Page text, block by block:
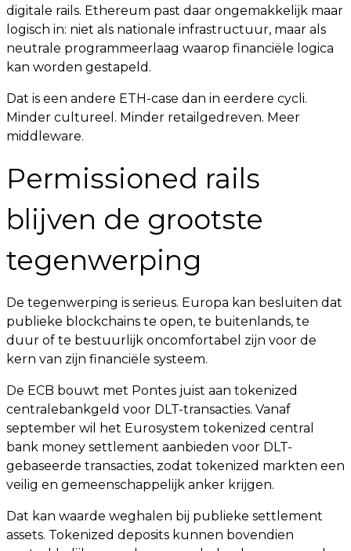
digitale rails. Ethereum past daar ongemakkelijk maar
logisch in: niet als nationale infrastructuur, maar als
neutrale programmeerlaag waarop financiële logica
kan worden gestapeld.
Dat is een andere ETH-case dan in eerdere cycli.
Minder cultureel. Minder retailgedreven. Meer
middleware.
Permissioned rails
blijven de grootste
tegenwerping
De tegenwerping is serieus. Europa kan besluiten dat
publieke blockchains te open, te buitenlands, te
duur of te bestuurlijk oncomfortabel zijn voor de
kern van zijn financiële systeem.
De ECB bouwt met Pontes juist aan tokenized
centralebankgeld voor DLT-transacties. Vanaf
september wil het Eurosystem tokenized central
bank money settlement aanbieden voor DLT-
gebaseerde transacties, zodat tokenized markten een
veilig en gemeenschappelijk anker krijgen.
Dat kan waarde weghalen bij publieke settlement
assets. Tokenized deposits kunnen bovendien